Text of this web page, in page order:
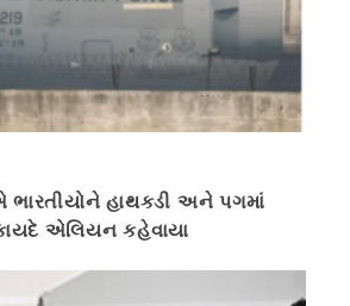
ભારતીયોને હાથકડી અને પગમાં
એલિયન કહેવાયા